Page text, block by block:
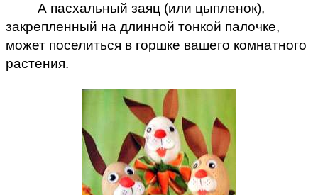
А пасхальный заяц (или цыпленок),
закрепленный на длинной тонкой палочке,
может поселиться в горшке вашего комнатного
растения.